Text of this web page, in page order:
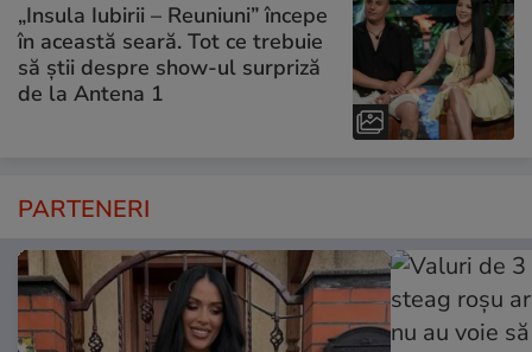
„Insula Iubirii – Reuniuni” începe
în această seară. Tot ce trebuie
să știi despre show-ul surpriză
de la Antena 1
PARTENERI